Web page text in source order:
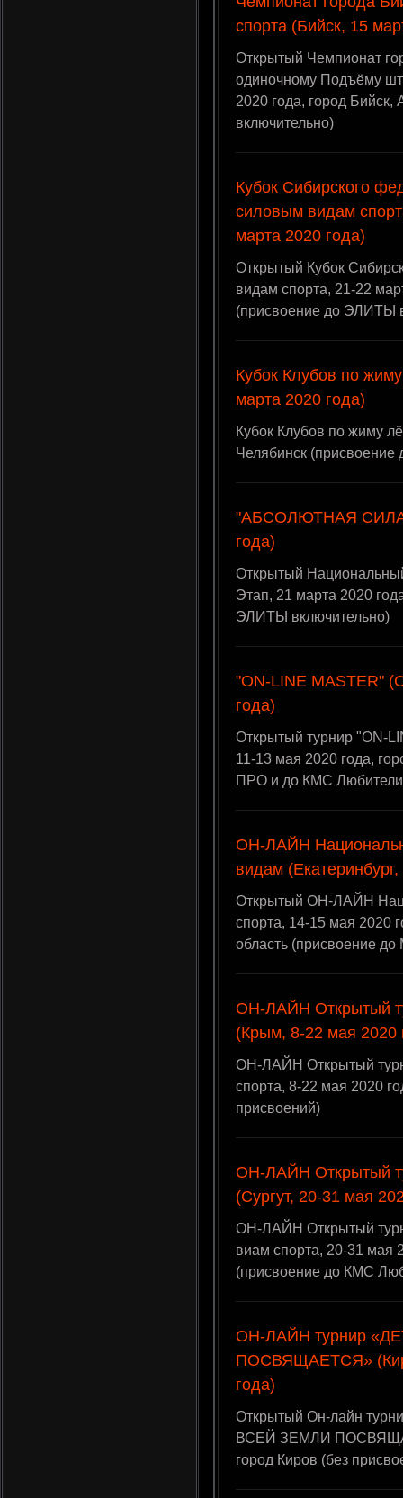
спорта (Бийск, 15
Открытый Чемпионат
одиночному Подъёму
2020 года, город
включительно)
Кубок Сибирского
силовым видам
марта 2020 года)
Открытый Кубок
видам спорта, 21-22
(присвоение до ЭЛИТЫ
Кубок Клубов по
марта 2020 года)
Кубок Клубов по жиму
Челябинск
"АБСОЛЮТНАЯ СИЛА"
года)
Открытый
Этап, 21 марта 2020
ЭЛИТЫ включительно)
"ON-LINE MASTER"
года)
Открытый турнир "ON-
11-13 мая 2020 года,
ПРО и до КМС
ОН-ЛАЙН
видам
Открытый ОН-ЛАЙН
спорта, 14-15 мая 2020
область (присвоение
ОН-ЛАЙН Открытый
(Крым, 8-22 мая 2020
ОН-ЛАЙН Открытый
спорта, 8-22 мая 2020
присвоений)
ОН-ЛАЙН Открытый
(Сургут, 20-31 мая
ОН-ЛАЙН Открытый
виам спорта, 20-31 мая
(присвоение до КМС
ОН-ЛАЙН турнир
ПОСВЯЩАЕТСЯ»
года)
Открытый Он-лайн
ВСЕЙ ЗЕМЛИ
город Киров (без